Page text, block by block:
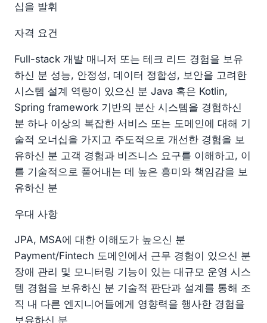
십을 발휘
자격 요건
Full-stack 개발 매니저 또는 테크 리드 경험을 보유
하신 분 성능, 안정성, 데이터 정합성, 보안을 고려한
시스템 설계 역량이 있으신 분 Java 혹은 Kotlin,
Spring framework 기반의 분산 시스템을 경험하신
분 하나 이상의 복잡한 서비스 또는 도메인에 대해 기
술적 오너십을 가지고 주도적으로 개선한 경험을 보
유하신 분 고객 경험과 비즈니스 요구를 이해하고, 이
를 기술적으로 풀어내는 데 높은 흥미와 책임감을 보
유하신 분
우대 사항
JPA, MSA에 대한 이해도가 높으신 분
Payment/Fintech 도메인에서 근무 경험이 있으신 분
장애 관리 및 모니터링 기능이 있는 대규모 운영 시스
템 경험을 보유하신 분 기술적 판단과 설계를 통해 조
직 내 다른 엔지니어들에게 영향력을 행사한 경험을
보유하신 분